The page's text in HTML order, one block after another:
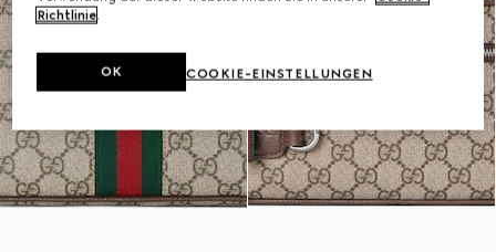
Richtlinie.
COOKIE-EINSTELLUNGEN
OK